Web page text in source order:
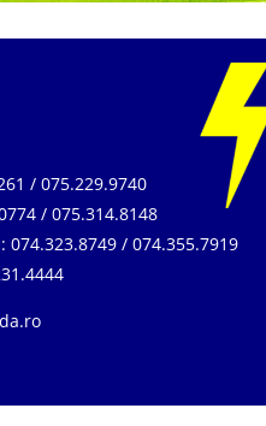
/ 075.229.9740
/ 075.314.8148
074.323.8749 / 074.355.7919